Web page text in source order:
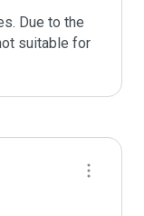
Due to the
suitable for